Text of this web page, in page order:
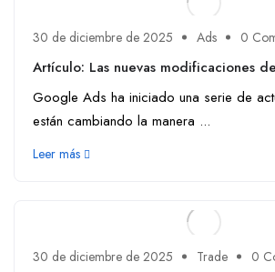
30 de diciembre de 2025 Ads 0
Artículo: Las nuevas modificaciones
Google Ads ha iniciado una serie de
están cambiando la manera ...
Leer más
30 de diciembre de 2025 Trade 0